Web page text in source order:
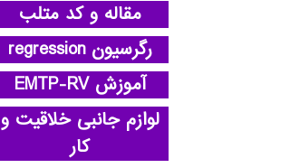
مقاله و کد متلب
رگرسیون regression
آموزش EMTP-RV
لوازم جانبی خلاقیت و
کار